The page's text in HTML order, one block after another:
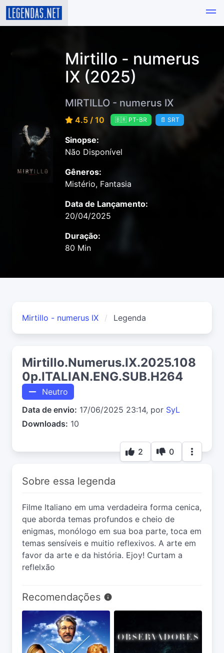
Mirtillo - numerus
IX (2025)
MIRTILLO - numerus IX
4.5 / 10 🇧🇷 PT-BR 📄 SRT
Sinopse:
Não Disponível
Gêneros:
Mistério, Fantasia
Data de Lançamento:
20/04/2025
Duração:
80 Min
Mirtillo - numerus IX Legenda
Mirtillo.Numerus.IX.2025.108
0p.ITALIAN.ENG.SUB.H264
Neutro
Data de envio: 17/06/2025 23:14, por SyL
Downloads: 10
2 0
Sobre essa legenda
Filme Italiano em uma verdadeira forma cenica,
que aborda temas profundos e cheio de
enigmas, monólogo em sua boa parte, toca em
temas sensíveis e muitio reflexivos. A arte em
favor da arte e da história. Ejoy! Curtam a
reflelxão
Recomendações